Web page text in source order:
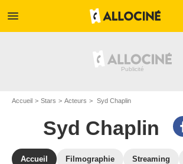
menu
Accueil Stars Acteurs Syd Chaplin
Syd Chaplin
Accueil Filmographie Streaming